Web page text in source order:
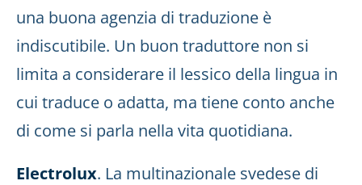
una buona agenzia di traduzione è
indiscutibile. Un buon traduttore non si
limita a considerare il lessico della lingua in
cui traduce o adatta, ma tiene conto anche
di come si parla nella vita quotidiana.
Electrolux. La multinazionale svedese di